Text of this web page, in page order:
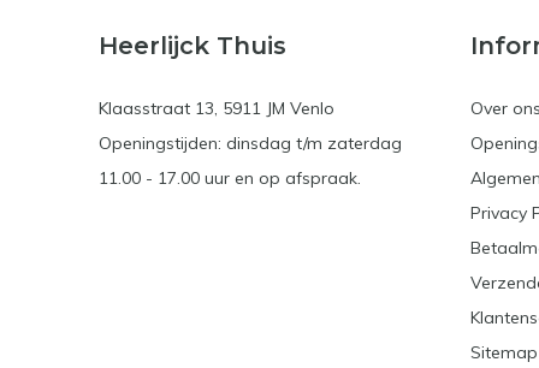
Heerlijck Thuis
Klaasstraat 13, 5911 JM Venlo
Openingstijden: dinsdag t/m zaterdag
11.00 - 17.00 uur en op afspraak.
Over
Privacy
Sitemap